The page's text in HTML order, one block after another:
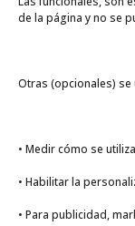
de la página y no se
Otras (opcionales) se
• Medir cómo se
• Habilitar la
• Para publicidad,